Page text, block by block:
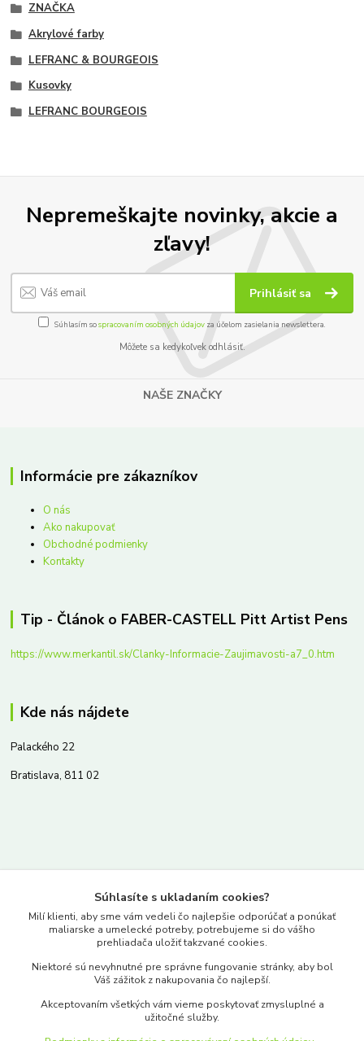
ZNAČKA
Akrylové farby
LEFRANC & BOURGEOIS
Kusovky
LEFRANC BOURGEOIS
Nepremeškajte novinky, akcie a
zľavy!
Prihlásiť sa
Súhlasím sospracovaním osobných údajov za účelom zasielania newslettera.
Môžete sa kedykoľvek odhlásiť.
NAŠE ZNAČKY
Informácie pre zákazníkov
O nás
Ako nakupovať
Obchodné podmienky
Kontakty
Tip - Článok o FABER-CASTELL Pitt Artist Pens
https://www.merkantil.sk/Clanky-Informacie-Zaujimavosti-a7_0.htm
Kde nás nájdete
Palackého 22
Bratislava, 811 02
www.merkantil.sk
Pondelok-Piatok: 9.00-17.00hod.
objednavky@merkantil-obchod.sk
Súhlasíte s ukladaním cookies?
Milí klienti, aby sme vám vedeli čo najlepšie odporúčať a ponúkať
maliarske a umelecké potreby, potrebujeme si do vášho
prehliadača uložiť takzvané cookies.
Niektoré sú nevyhnutné pre správne fungovanie stránky, aby bol
Váš zážitok z nakupovania čo najlepší.
Akceptovaním všetkých vám vieme poskytovať zmysluplné a
užitočné služby.